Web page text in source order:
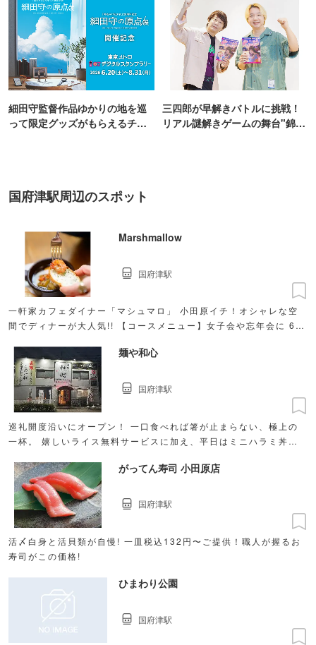
細田守監督作品ゆかりの地を巡
って限定グッズがもらえるチャ
三四郎が早解きバトルに挑戦！
リアル謎解きゲームの舞台"錦糸
国府津駅周辺のスポット
Marshmallow
一軒家カフェダイナー「マシュマロ」 小田原イチ！オシャレな空
間でディナーが大人気!! 【コースメニュー】女子会や忘年会に 6品
国府津駅
麺や和心
巡礼開度沿いにオープン！ 一口食べれば箸が止まらない、極上の
一杯。 嬉しいライス無料サービスに加え、平日はミニハラミ丼な
国府津駅
がってん寿司 小田原店
活〆白身と活貝類が自慢! 一皿税込132円〜ご提供！職人が握るお
寿司がこの価格!
国府津駅
ひまわり公園
国府津駅